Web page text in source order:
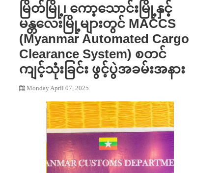
မြိတ်မြို့၊ ကော့သောင်းမြို့နှင့်
မန္တလေးမြို့များတွင် MACCS
(Myanmar Automated Cargo
Clearance System) စတင်
ကျင့်သုံးခြင်း ဖွင့်ပွဲအခမ်းအနား
Monday April 07, 2025